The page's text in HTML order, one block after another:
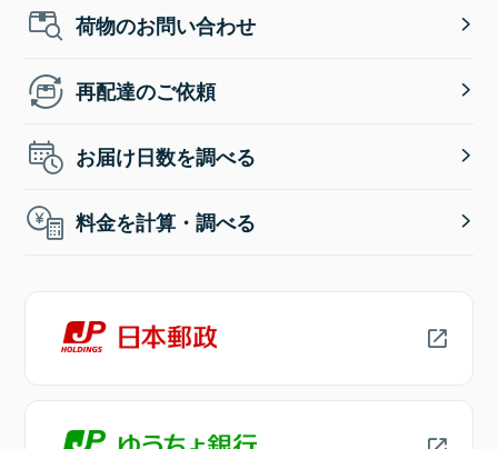
荷物のお問い合わせ
再配達のご依頼
お届け日数を調べる
料金を計算・調べる